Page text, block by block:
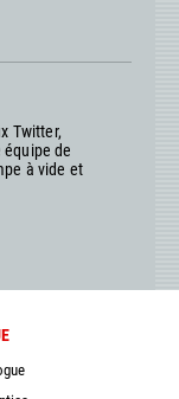
Twitter,
équipe de
à vide et